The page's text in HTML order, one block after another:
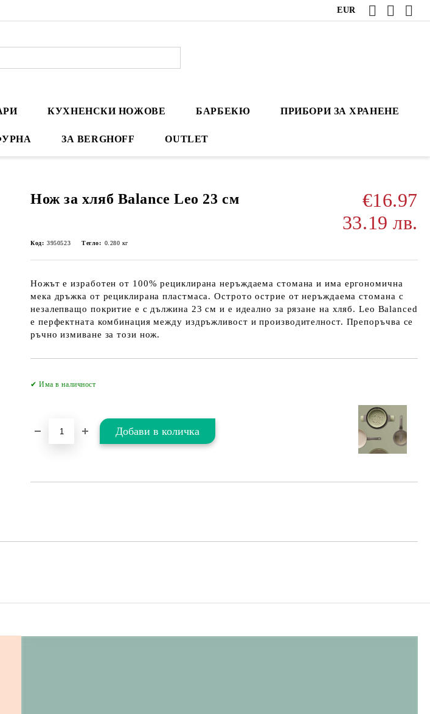
EUR
КУХНЕНСКИ НОЖОВЕ БАРБЕКЮ ПРИБОРИ ЗА ХРАНЕНЕ
ЗА BERGHOFF OUTLET
Нож за хляб Balance Leo 23 см
€16.97
33.19 лв.
Код: 3950523 Тегло: 0.280 кг
Ножът е изработен от 100% рециклирана неръждаема стомана и има ергономична
мека дръжка от рециклирана пластмаса. Острото острие от неръждаема стомана с
незалепващо покритие е с дължина 23 см и е идеално за рязане на хляб. Leo Balanced
е перфектната комбинация между издръжливост и производителност. Препоръчва се
ръчно измиване за този нож.
✔ Има в наличност